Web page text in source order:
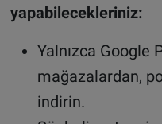
yapabilecekleriniz:
Yalnızca Google
mağazalardan,
indirin.